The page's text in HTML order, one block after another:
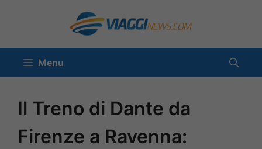
contenuto
Menu
Il Treno di Dante da
Firenze a Ravenna: